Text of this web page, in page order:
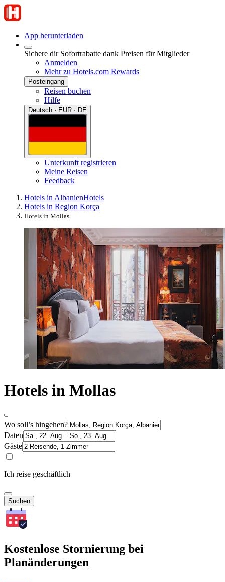
App herunterladen
Sichere dir Sofortrabatte dank Preisen für Mitglieder
Anmelden
Mehr zu Hotels.com Rewards
Posteingang
Reisen buchen
Hilfe
Deutsch · EUR · DE
Unterkunft registrieren
Meine Reisen
Feedback
Hotels in AlbanienHotels
Hotels in Region Korça
Hotels in Mollas
Hotels in Mollas
Wo soll’s hingehen?
Daten
Gäste
Ich reise geschäftlich
Suchen
Kostenlose Stornierung bei
Planänderungen